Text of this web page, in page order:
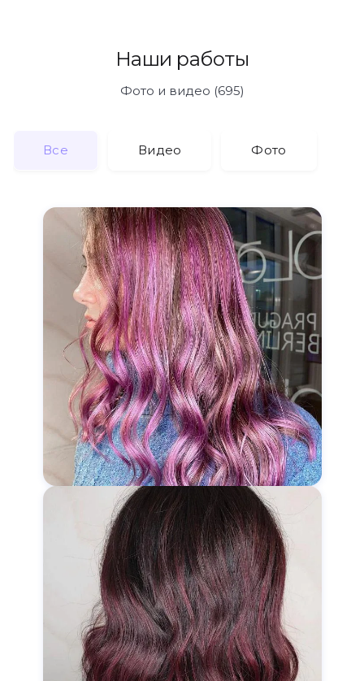
Наши работы
Фото и видео (695)
Все Видео Фото